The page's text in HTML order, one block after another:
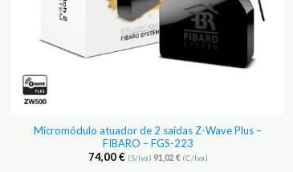
Micromódulo atuador de 2 saídas Z-Wave Plus –
FIBARO – FGS-223
74,00€ (S/Iva) 91,02 €(C/Iva)